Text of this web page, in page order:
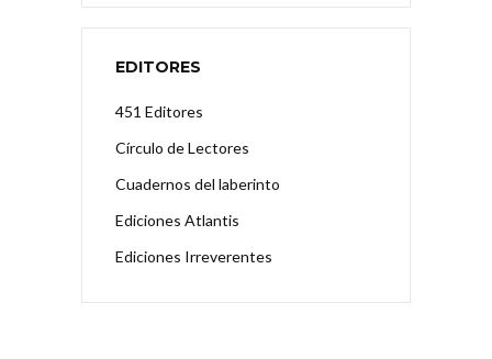
EDITORES
451 Editores
Círculo de Lectores
Cuadernos del laberinto
Ediciones Atlantis
Ediciones Irreverentes